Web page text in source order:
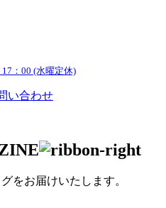
：00 (水曜定休)
い合わせ
をお届けいたします。